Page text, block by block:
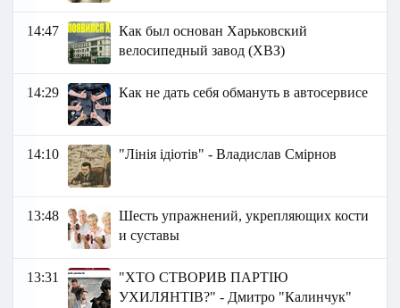
14:47
Как был основан Харьковский
велосипедный завод (ХВЗ)
14:29 Как не дать себя обмануть в автосервисе
14:10 "Лінія ідіотів" - Владислав Смірнов
13:48
Шесть упражнений, укрепляющих кости
и суставы
13:31
"ХТО СТВОРИВ ПАРТІЮ
УХИЛЯНТІВ?" - Дмитро "Калинчук"